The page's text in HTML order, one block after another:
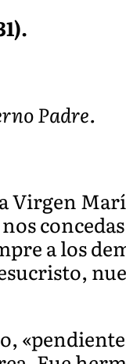
Padre.
Virgen
concedas
a los